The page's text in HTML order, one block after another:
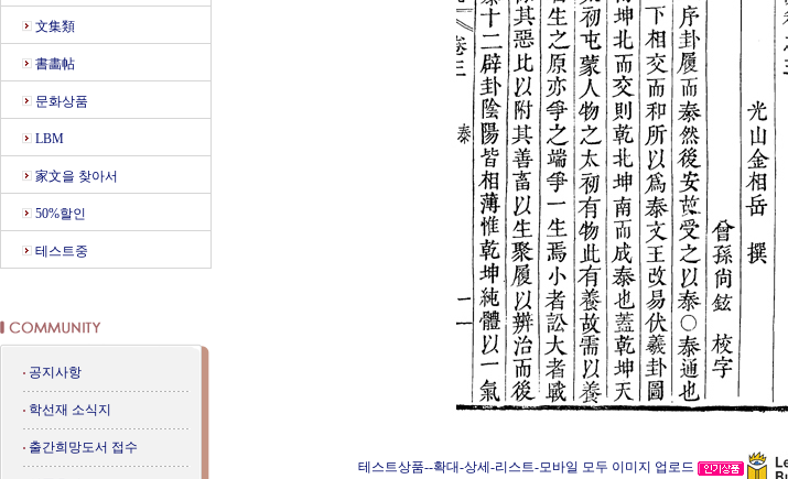
文集類
書畵帖
문화상품
LBM
家文을 찾아서
50%할인
테스트중
공지사항
학선재 소식지
출간희망도서 접수
테스트상품--확대-상세-리스트-모바일 모두 이미지 업로드